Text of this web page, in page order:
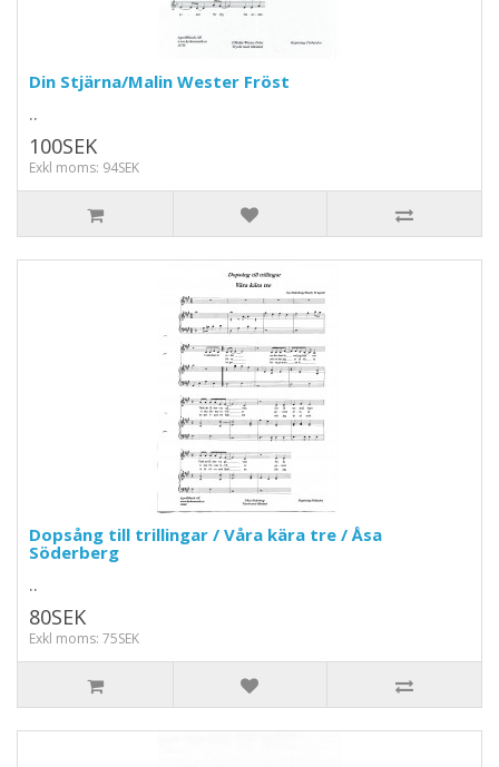
Din Stjärna/Malin Wester Fröst
..
100SEK
Exkl moms: 94SEK
Dopsång till trillingar / Våra kära tre / Åsa
Söderberg
..
80SEK
Exkl moms: 75SEK